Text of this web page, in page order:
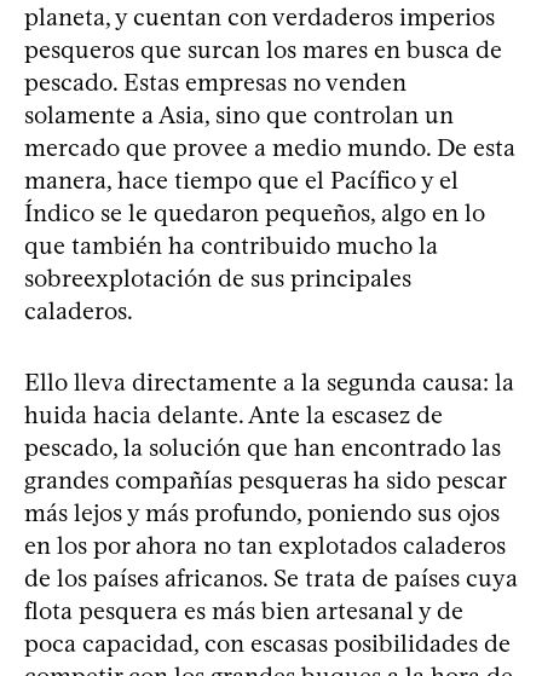
planeta, y cuentan con verdaderos imperios
pesqueros que surcan los mares en busca de
pescado. Estas empresas no venden
solamente a Asia, sino que controlan un
mercado que provee a medio mundo. De esta
manera, hace tiempo que el Pacífico y el
Índico se le quedaron pequeños, algo en lo
que también ha contribuido mucho la
sobreexplotación de sus principales
caladeros.
Ello lleva directamente a la segunda causa: la
huida hacia delante. Ante la escasez de
pescado, la solución que han encontrado las
grandes compañías pesqueras ha sido pescar
más lejos y más profundo, poniendo sus ojos
en los por ahora no tan explotados caladeros
de los países africanos. Se trata de países cuya
flota pesquera es más bien artesanal y de
poca capacidad, con escasas posibilidades de